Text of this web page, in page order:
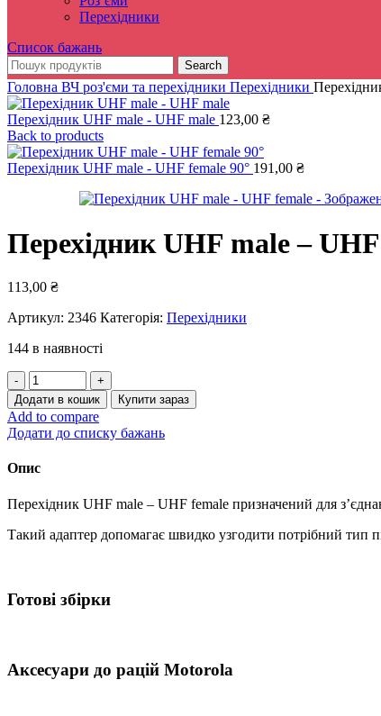
Перехідники
Список бажань
Search
Головна ВЧ роз'єми та перехідники Перехідники
Перехідник UHF male - UHF male 123,00 ₴
Back to products
Перехідник UHF male - UHF female 90° 191,00 ₴
Перехідник UHF male –
113,00 ₴
Артикул: 2346 Категорія: Перехідники
144 в наявності
Перехідник
UHF
male
-
UHF
кількість
Додати в кошик Купити зараз
Add to compare
Додати до списку бажань
Опис
Перехідник UHF male – UHF female призначений для
Такий адаптер допомагає швидко узгодити потрібний тип
Готові збірки
Аксесуари до рацій Motorola